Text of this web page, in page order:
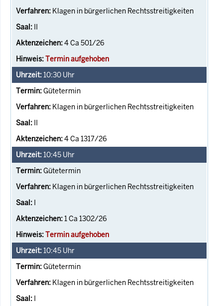
Klagen in bürgerlichen Rechtsstreitigkeiten
II
4 Ca 501/26
Termin aufgehoben
10:30 Uhr
Gütetermin
Klagen in bürgerlichen Rechtsstreitigkeiten
II
4 Ca 1317/26
10:45 Uhr
Gütetermin
Klagen in bürgerlichen Rechtsstreitigkeiten
I
1 Ca 1302/26
Termin aufgehoben
10:45 Uhr
Gütetermin
Klagen in bürgerlichen Rechtsstreitigkeiten
I